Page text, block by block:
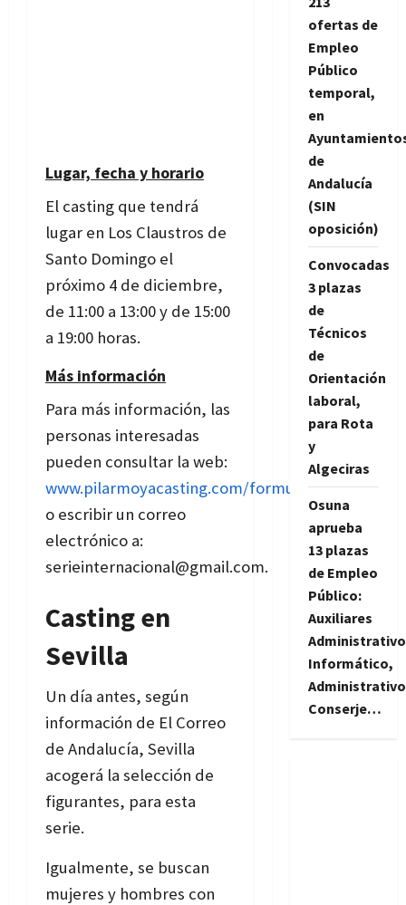
Lugar, fecha y horario
El casting que tendrá
lugar en Los Claustros de
Santo Domingo el
próximo 4 de diciembre,
de 11:00 a 13:00 y de 15:00
a 19:00 horas.
Más información
Para más información, las
personas interesadas
pueden consultar la web:
www.pilarmoyacasting.com/formulario
o escribir un correo
electrónico a:
serieinternacional@gmail.com.
Casting en
Sevilla
Un día antes, según
información de El Correo
de Andalucía, Sevilla
acogerá la selección de
figurantes, para esta
serie.
Igualmente, se buscan
mujeres y hombres con
ofertas de
Empleo
Público
temporal,
en
de
Andalucía
(SIN
oposición)
Convocadas
3 plazas
de
Técnicos
de
Orientación
laboral,
para Rota
y
Algeciras
Osuna
aprueba
13 plazas
de Empleo
Público:
Auxiliares
Informático,
Conserje…